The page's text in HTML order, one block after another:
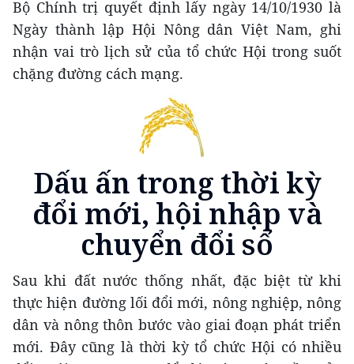
Bộ Chính trị quyết định lấy ngày 14/10/1930 là
Ngày thành lập Hội Nông dân Việt Nam, ghi
nhận vai trò lịch sử của tổ chức Hội trong suốt
chặng đường cách mạng.
Dấu ấn trong thời kỳ
đổi mới, hội nhập và
chuyển đổi số
Sau khi đất nước thống nhất, đặc biệt từ khi
thực hiện đường lối đổi mới, nông nghiệp, nông
dân và nông thôn bước vào giai đoạn phát triển
mới. Đây cũng là thời kỳ tổ chức Hội có nhiều